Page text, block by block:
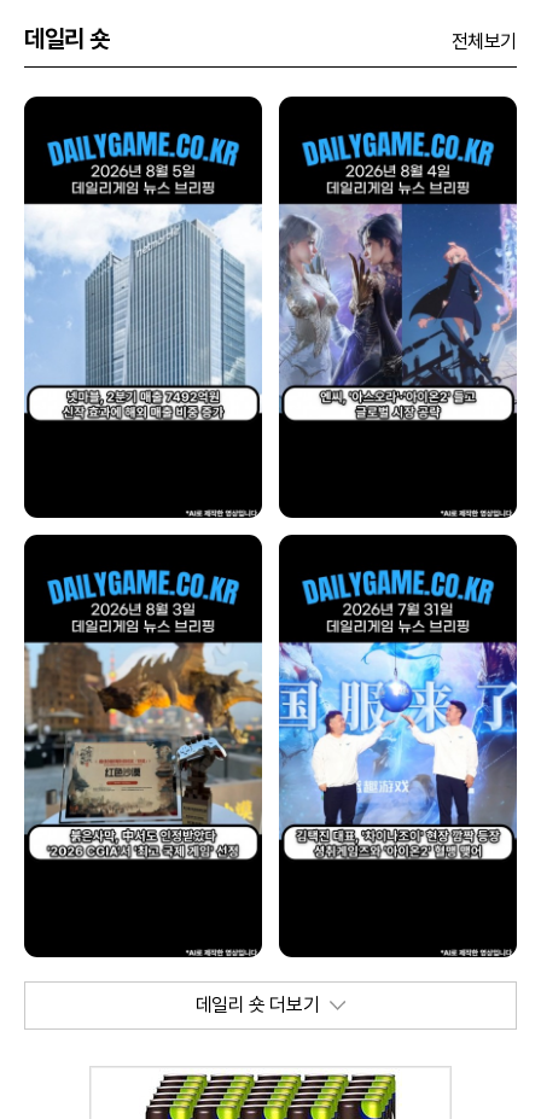
데일리 숏 전체보기
데일리 숏 더보기